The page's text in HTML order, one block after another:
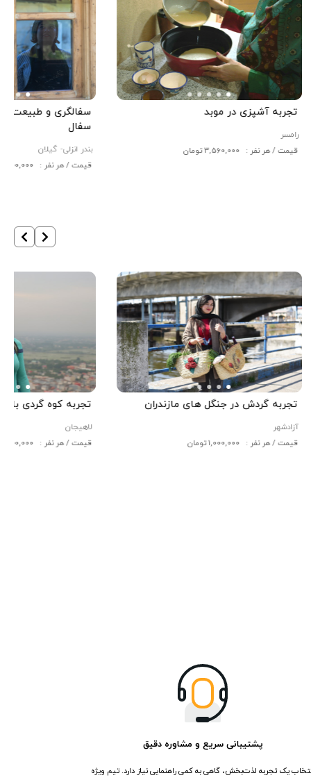
تجربه آشپزی در موبد
رامسر
قیمت / هر نفر : 3,560,000 تومان
سفالگری و
سفال
بندر انزلی- گیلان
قیمت / هر نفر : 400,000 تومان
تجربه گردش در جنگل های مازندران
آزادشهر
قیمت / هر نفر : 1,000,000 تومان
تجربه کوه گردی با
لاهیجان
قیمت / هر نفر : 200,000 تومان
پشتیبانی سریع و مشاوره دقیق
یک تجربه لذت‌بخش، گاهی به کمی راهنمایی نیاز دارد. تیم ویژه